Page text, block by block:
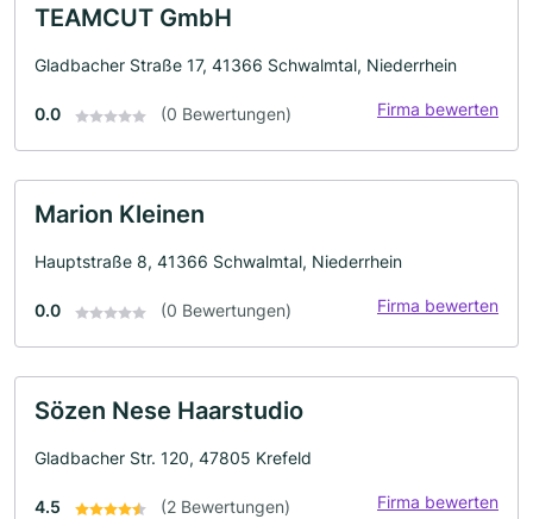
TEAMCUT GmbH
Gladbacher Straße 17, 41366 Schwalmtal, Niederrhein
0.0 (0 Bewertungen) Firma bewerten
Marion Kleinen
Hauptstraße 8, 41366 Schwalmtal, Niederrhein
0.0 (0 Bewertungen) Firma bewerten
Sözen Nese Haarstudio
Gladbacher Str. 120, 47805 Krefeld
4.5 (2 Bewertungen) Firma bewerten